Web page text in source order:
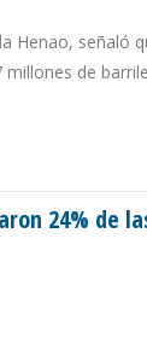
Henao, señaló
de
24% de